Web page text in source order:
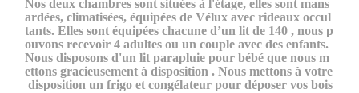
Nos deux chambres sont situées à l'étage, elles sont mans
ardées, climatisées, équipées de Vélux avec rideaux occul
tants. Elles sont équipées chacune d’un lit de 140 , nous p
ouvons recevoir 4 adultes ou un couple avec des enfants.
Nous disposons d'un lit parapluie pour bébé que nous m
ettons gracieusement à disposition . Nous mettons à votre
disposition un frigo et congélateur pour déposer vos bois